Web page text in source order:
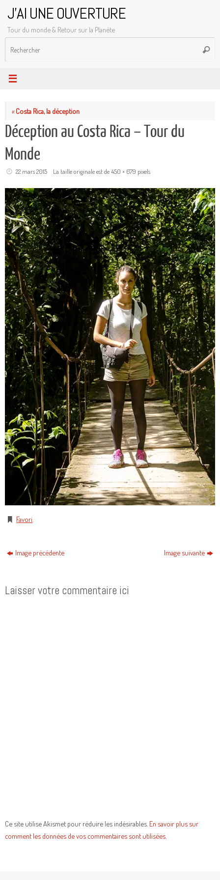
contenu
J'AI UNE OUVERTURE
Tour du monde & Retour sur la Planète
«Costa Rica, la déception
Déception au Costa Rica – Tour du
Monde
22 mars 2015 La taille originale est de450 × 679 pixels
Favori
Image précédente Image suivante
Laisser votre commentaire ici
Ce site utilise Akismet pour réduire les indésirables. En savoir plus sur
comment les données de vos commentaires sont utilisées